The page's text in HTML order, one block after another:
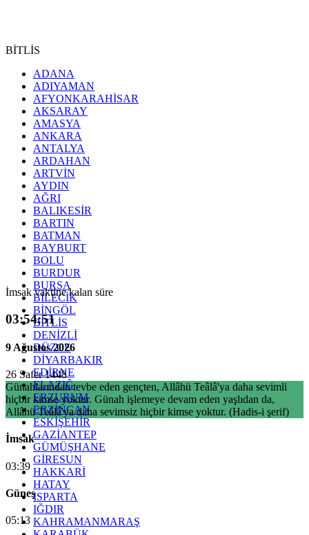
BİTLİS
ADANA
ADIYAMAN
AFYONKARAHİSAR
AKSARAY
AMASYA
ANKARA
ANTALYA
ARDAHAN
ARTVİN
AYDIN
AĞRI
BALIKESİR
BARTIN
BATMAN
BAYBURT
BOLU
BURDUR
BURSA
BİLECİK
BİNGÖL
BİTLİS
DENİZLİ
DÜZCE
DİYARBAKIR
EDİRNE
ELAZIĞ
ERZURUM
ERZİNCAN
ESKİŞEHİR
GAZİANTEP
GÜMÜŞHANE
GİRESUN
HAKKARİ
HATAY
ISPARTA
IĞDIR
KAHRAMANMARAŞ
İmsak vaktine kalan süre
03:54:50
9 Ağustos 2026
26 Safer 1448
Günahlarından tevbe eden gençten, Allâhü Teâlâ'ya daha sevimli
hiçbir kimse yoktur. Günah işlemeye devam eden yaşlıdan da,
Allâhü Teâlâ'ya daha sevimsiz hiçbir kimse yoktur. (Hadis-i şerif)
İmsak
03:39
Güneş
05:13